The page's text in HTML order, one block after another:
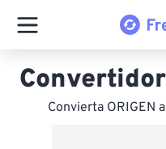
Convierta ORIGEN